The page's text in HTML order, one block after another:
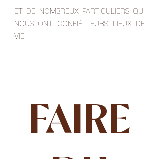
ET DE NOMBREUX PARTICULIERS QUI
NOUS ONT CONFIÉ LEURS LIEUX DE
VIE.
FAIRE